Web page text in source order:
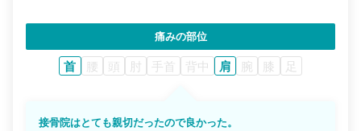
痛みの部位
首 腰 頭 肘 手首 背中 肩 腕 膝 足
接骨院はとても親切だったので良かった。